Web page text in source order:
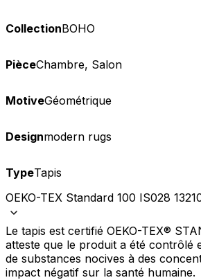
CollectionBOHO
PièceChambre, Salon
MotiveGéométrique
Designmodern rugs
TypeTapis
OEKO-TEX Standard 100 IS028
Le tapis est certifié OEKO-TEX®
atteste que le produit a été contrôlé
de substances nocives à des
impact négatif sur la santé humaine.